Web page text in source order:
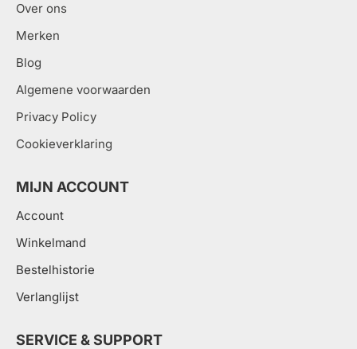
Over ons
Merken
Blog
Algemene voorwaarden
Privacy Policy
Cookieverklaring
MIJN ACCOUNT
Account
Winkelmand
Bestelhistorie
Verlanglijst
SERVICE & SUPPORT